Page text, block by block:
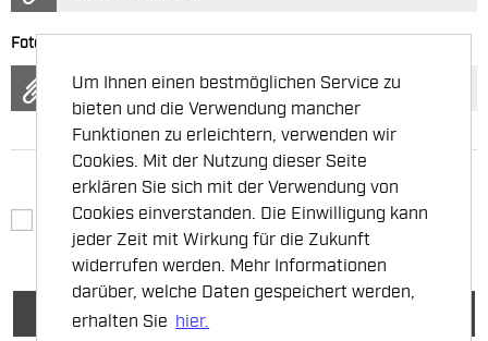
Um Ihnen einen bestmöglichen Service zu
bieten und die Verwendung mancher
Funktionen zu erleichtern, verwenden wir
Cookies. Mit der Nutzung dieser Seite
erklären Sie sich mit der Verwendung von
Cookies einverstanden. Die Einwilligung kann
jeder Zeit mit Wirkung für die Zukunft
widerrufen werden. Mehr Informationen
darüber, welche Daten gespeichert werden,
erhalten Sie hier.
Foto
Datei hochladen
Ich habe die Datenschutzhinweise zur Kenntnis
genommen und akzeptiere die DSGVO-konforme
elektronische Speicherung meiner Daten durch
Marbach und beauftragte Provider zur Anbahnung
eines Beschäftigungsverhältnisses